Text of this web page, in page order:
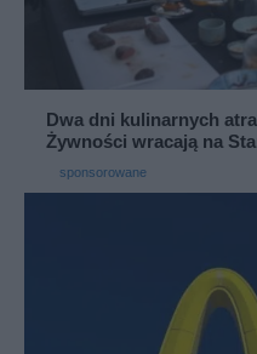
Dwa dni kulinarnych
Żywności wracają na
sponsorowane